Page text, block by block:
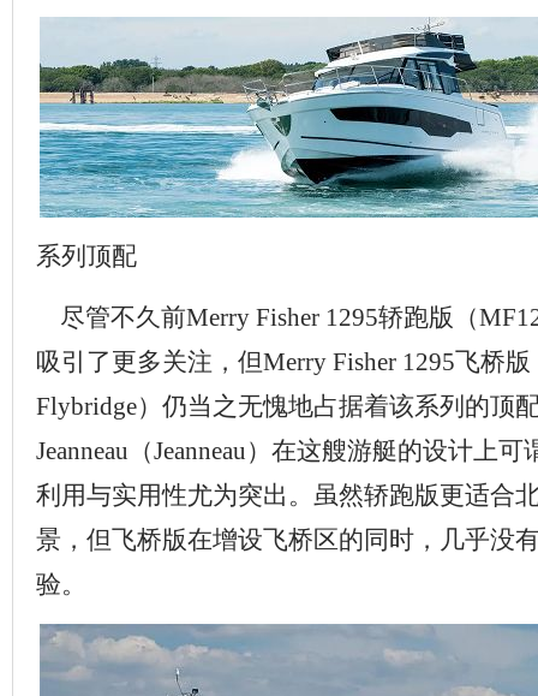
系列顶配
尽管不久前Merry Fisher 1295轿跑版（
吸引了更多关注，但Merry Fisher 1295飞桥版
Flybridge）仍当之无愧地占据着该系列的顶
Jeanneau（Jeanneau）在这艘游艇的设计上
利用与实用性尤为突出。虽然轿跑版更适合
景，但飞桥版在增设飞桥区的同时，几乎没
验。